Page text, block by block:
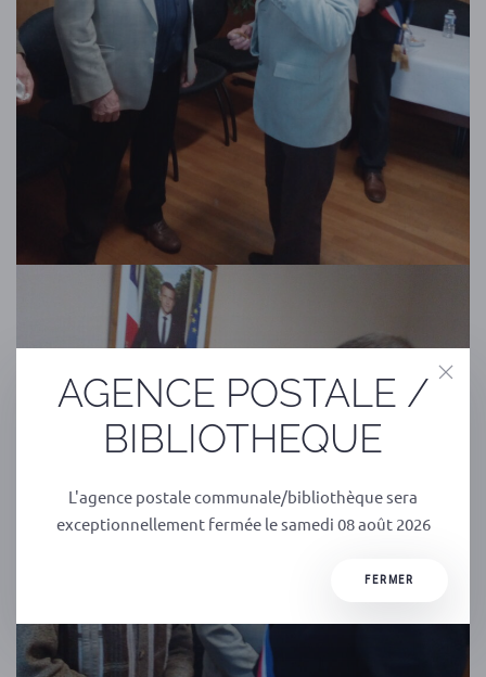
AGENCE POSTALE /
BIBLIOTHEQUE
L'agence postale communale/bibliothèque sera
exceptionnellement fermée le samedi 08 août 2026
FERMER